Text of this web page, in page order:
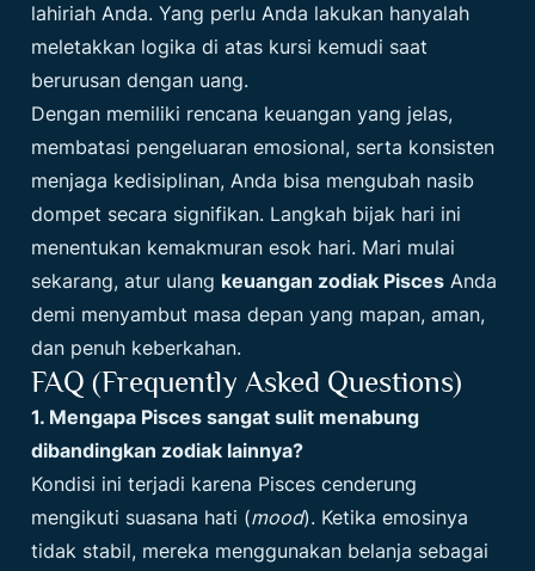
lahiriah Anda. Yang perlu Anda lakukan hanyalah
meletakkan logika di atas kursi kemudi saat
berurusan dengan uang.
Dengan memiliki rencana keuangan yang jelas,
membatasi pengeluaran emosional, serta konsisten
menjaga kedisiplinan, Anda bisa mengubah nasib
dompet secara signifikan. Langkah bijak hari ini
menentukan kemakmuran esok hari. Mari mulai
sekarang, atur ulang keuangan zodiak Pisces Anda
demi menyambut masa depan yang mapan, aman,
dan penuh keberkahan.
FAQ (Frequently Asked Questions)
1. Mengapa Pisces sangat sulit menabung
dibandingkan zodiak lainnya?
Kondisi ini terjadi karena Pisces cenderung
mengikuti suasana hati (mood). Ketika emosinya
tidak stabil, mereka menggunakan belanja sebagai